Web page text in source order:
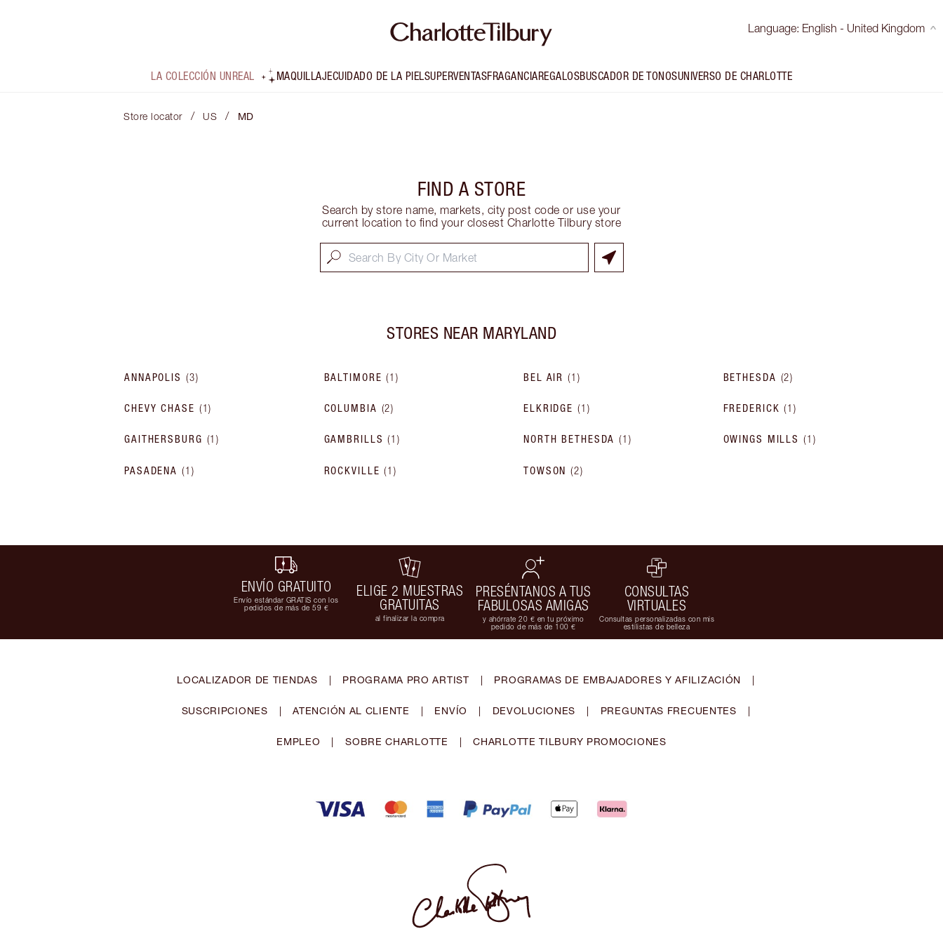
Language: English - United Kingdom
LA COLECCIÓN UNREAL MAQUILLAJECUIDADO DE LA PIELSUPERVENTASFRAGANCIAREGALOSBUSCADOR DE TONOSUNIVERSO DE CHARLOTTE
Store locator / US / MD
FIND A STORE
Search by store name, markets, city post code or use your
current location to find your closest Charlotte Tilbury store
STORES NEAR MARYLAND
ANNAPOLIS (3) BALTIMORE (1) BEL AIR (1 ) BETHESDA (2)
CHEVY CHASE (1) COLUMBIA (2) ELKRIDGE (1 ) FREDERICK (1)
GAITHERSBURG (1) GAMBRILLS (1) NORTH BETHESDA (1) OWINGS MILLS (1 )
PASADENA (1 ) ROCKVILLE (1) TOWSON (2)
ENVÍO GRATUITO
Envío estándar GRATIS con los
pedidos de más de 59 €
ELIGE 2 MUESTRAS
GRATUITAS
al finalizar la compra
PRESÉNTANOS A TUS
FABULOSAS AMIGAS
y ahórrate 20 € en tu próximo
pedido de más de 100 €
CONSULTAS
VIRTUALES
Consultas personalizadas con mis
estilistas de belleza
LOCALIZADOR DE TIENDAS | PROGRAMA PRO ARTIST | PROGRAMAS DE EMBAJADORES Y AFILIZACIÓN |
SUSCRIPCIONES | ATENCIÓN AL CLIENTE | ENVÍO | DEVOLUCIONES | PREGUNTAS FRECUENTES |
EMPLEO | SOBRE CHARLOTTE | CHARLOTTE TILBURY PROMOCIONES